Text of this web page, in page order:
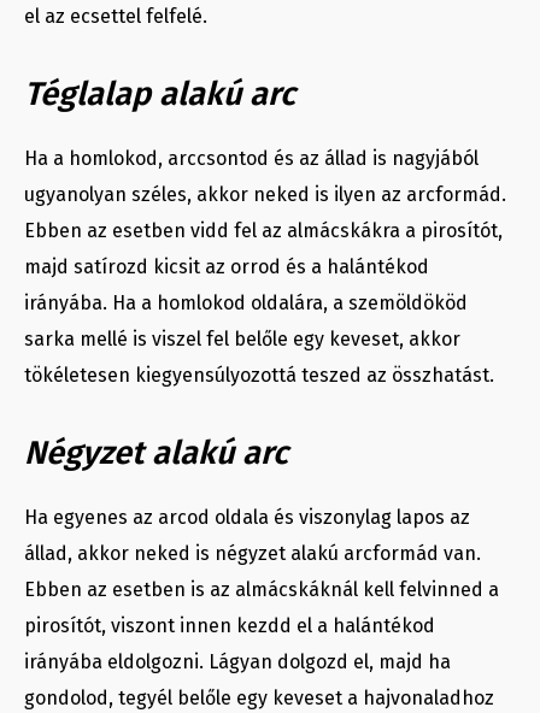
el az ecsettel felfelé.
Téglalap alakú arc
Ha a homlokod, arccsontod és az állad is nagyjából
ugyanolyan széles, akkor neked is ilyen az arcformád.
Ebben az esetben vidd fel az almácskákra a pirosítót,
majd satírozd kicsit az orrod és a halántékod
irányába. Ha a homlokod oldalára, a szemöldököd
sarka mellé is viszel fel belőle egy keveset, akkor
tökéletesen kiegyensúlyozottá teszed az összhatást.
Négyzet alakú arc
Ha egyenes az arcod oldala és viszonylag lapos az
állad, akkor neked is négyzet alakú arcformád van.
Ebben az esetben is az almácskáknál kell felvinned a
pirosítót, viszont innen kezdd el a halántékod
irányába eldolgozni. Lágyan dolgozd el, majd ha
gondolod, tegyél belőle egy keveset a hajvonaladhoz